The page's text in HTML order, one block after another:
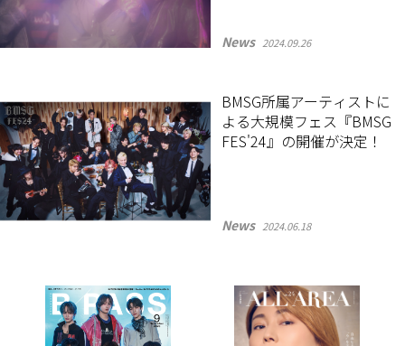
News 2024.09.26
BMSG所属アーティストに
よる大規模フェス『BMSG
FES'24』の開催が決定！
News 2024.06.18